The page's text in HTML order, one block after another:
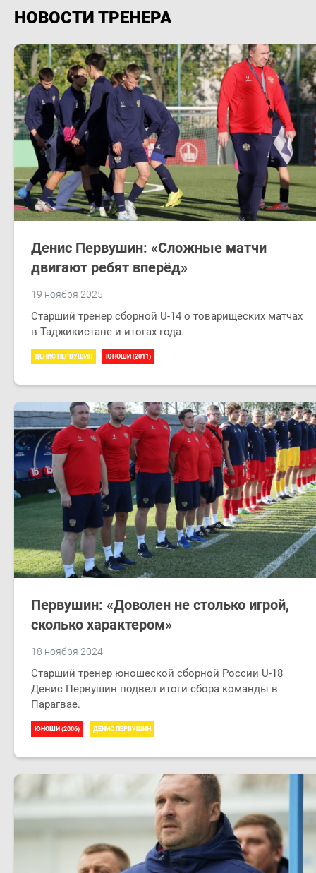
НОВОСТИ ТРЕНЕРА
19 ноября 2025
Денис Первушин: «Сложные матчи
двигают ребят вперёд»
Старший тренер сборной U-14 о товарищеских матчах
в Таджикистане и итогах года.
ДЕНИС ПЕРВУШИН ЮНОШИ (2011)
18 ноября 2024
Первушин: «Доволен не столько игрой,
сколько характером»
​Старший тренер юношеской сборной России U-18
Денис Первушин подвел итоги сбора команды в
Парагвае.
ЮНОШИ (2006) ДЕНИС ПЕРВУШИН